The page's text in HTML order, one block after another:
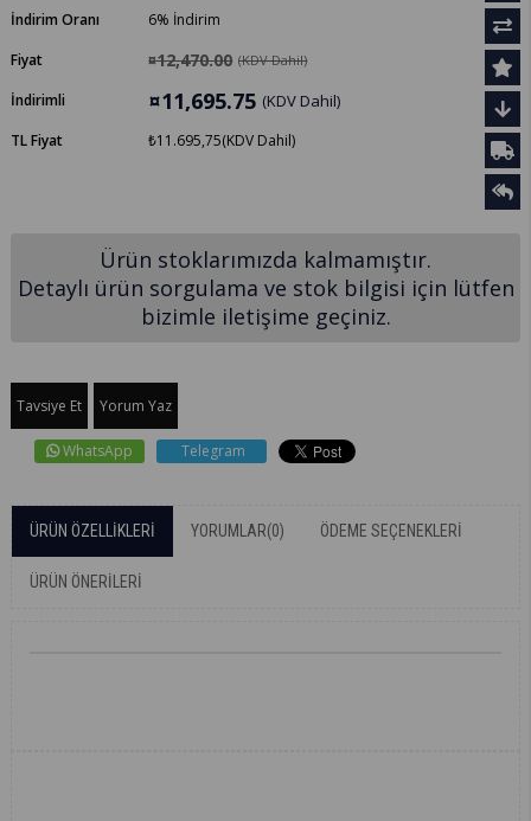
İndirim Oranı
%
6
İndirim
Fiyat
¤12,470.00 (KDV Dahil)
İndirimli ¤11,695.75 (KDV Dahil)
TL Fiyat ₺11.695,75(KDV Dahil)
Ürün stoklarımızda kalmamıştır.
Detaylı ürün sorgulama ve stok bilgisi için lütfen
bizimle iletişime geçiniz.
Tavsiye Et Yorum Yaz
WhatsApp Telegram
ÜRÜN ÖZELLIKLERI YORUMLAR(0) ÖDEME SEÇENEKLERI
ÜRÜN ÖNERILERI